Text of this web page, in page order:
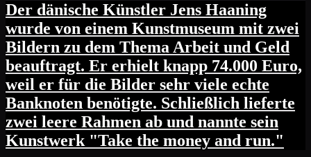
Der dänische Künstler Jens Haaning
wurde von einem Kunstmuseum mit zwei
Bildern zu dem Thema Arbeit und Geld
beauftragt. Er erhielt knapp 74.000 Euro,
weil er für die Bilder sehr viele echte
Banknoten benötigte. Schließlich lieferte
zwei leere Rahmen ab und nannte sein
Kunstwerk "Take the money and run."